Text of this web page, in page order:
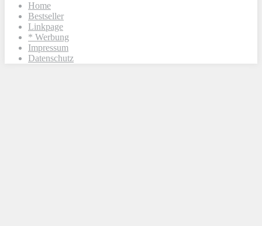
Home
Bestseller
Linkpage
* Werbung
Impressum
Datenschutz